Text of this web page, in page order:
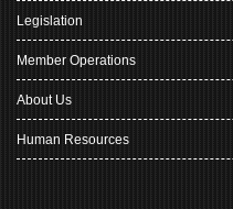
Legislation
Member Operations
About Us
Human Resources